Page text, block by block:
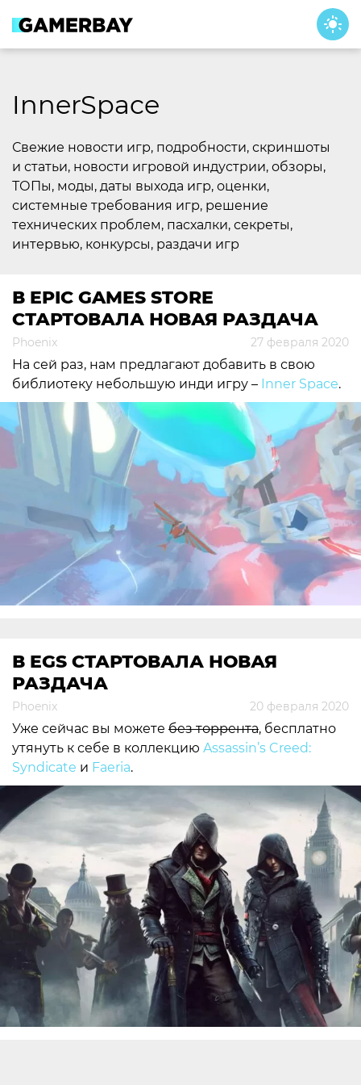
content
InnerSpace
Свежие новости игр, подробности, скриншоты
и статьи, новости игровой индустрии, обзоры,
ТОПы, моды, даты выхода игр, оценки,
системные требования игр, решение
технических проблем, пасхалки, секреты,
интервью, конкурсы, раздачи игр
В EPIC GAMES STORE
СТАРТОВАЛА НОВАЯ РАЗДАЧА
Phoenix 27 февраля 2020
На сей раз, нам предлагают добавить в свою
библиотеку небольшую инди игру – Inner Space.
В EGS СТАРТОВАЛА НОВАЯ
РАЗДАЧА
Phoenix 20 февраля 2020
Уже сейчас вы можете без торрента, бесплатно
утянуть к себе в коллекцию Assassin’s Creed:
Syndicate и Faeria.